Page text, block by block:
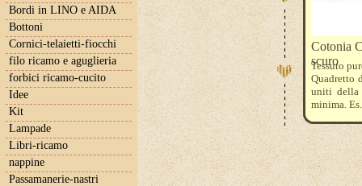
Bordi in LINO e AIDA
Bottoni
Cornici-telaietti-fiocchi
filo ricamo e aguglieria
forbici ricamo-cucito
Idee
Kit
Lampade
Libri-ricamo
nappine
Passamanerie-nastri
Cotonia
scuro
Tessuto
Quadretto
uniti della
minima.